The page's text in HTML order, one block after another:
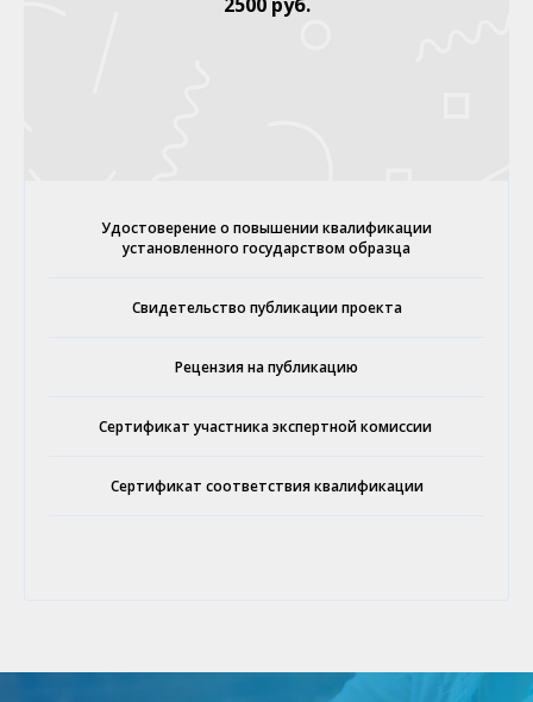
Удостоверение о повышении квалификации
установленного государством образца
Свидетельство публикации проекта
Рецензия на публикацию
Сертификат участника экспертной комиссии
Сертификат соответствия квалификации